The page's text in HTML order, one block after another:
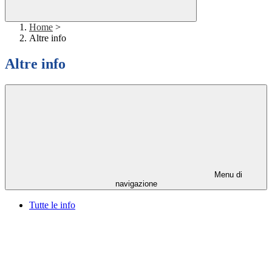
Home >
Altre info
Altre info
Menu di
navigazione
Tutte le info